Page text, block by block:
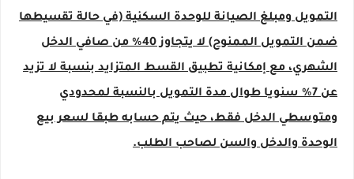
التمويل ومبلغ الصيانة للوحدة السكنية (في حالة تقسيطها
ضمن التمويل الممنوح) لا يتجاوز 40% من صافي الدخل
الشهري، مع إمكانية تطبيق القسط المتزايد بنسبة لا تزيد
عن 7% سنويا طوال مدة التمويل بالنسبة لمحدودي
ومتوسطي الدخل فقط، حيث يتم حسابه طبقا لسعر بيع
الوحدة والدخل والسن لصاحب الطلب.